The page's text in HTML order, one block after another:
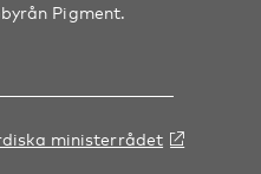
Pigment.
ministerrådet